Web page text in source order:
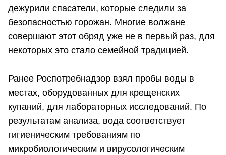
дежурили спасатели, которые следили за
безопасностью горожан. Многие волжане
совершают этот обряд уже не в первый раз, для
некоторых это стало семейной традицией.
Ранее Роспотребнадзор взял пробы воды в
местах, оборудованных для крещенских
купаний, для лабораторных исследований. По
результатам анализа, вода соответствует
гигиеническим требованиям по
микробиологическим и вирусологическим